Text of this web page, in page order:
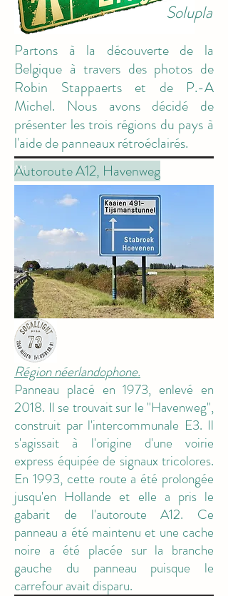
Solupla
Partons à la découverte de la
Belgique à travers des photos de
Robin Stappaerts et de P.-A
Michel. Nous avons décidé de
présenter les trois régions du pays à
l'aide de panneaux rétroéclairés.
Autoroute A12, Havenweg
M1
Région néerlandophone.
Panneau placé en 1973, enlevé en
2018. Il se trouvait sur le "Havenweg",
construit par l'intercommunale E3. Il
s'agissait à l'origine d'une voirie
express équipée de signaux tricolores.
En 1993, cette route a été prolongée
jusqu'en Hollande et elle a pris le
gabarit de l'autoroute A12. Ce
panneau a été maintenu et une cache
noire a été placée sur la branche
gauche du panneau puisque le
carrefour avait disparu.